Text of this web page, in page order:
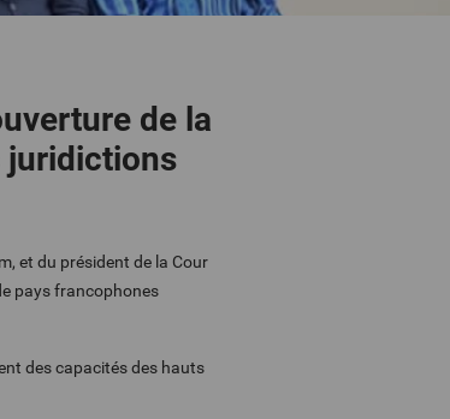
de la
juridictions
et du président de la Cour
pays francophones
des capacités des hauts